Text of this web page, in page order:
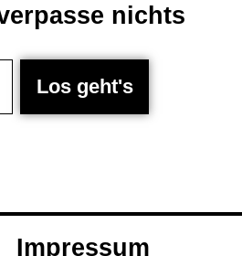
nichts
Los geht's
Impressum